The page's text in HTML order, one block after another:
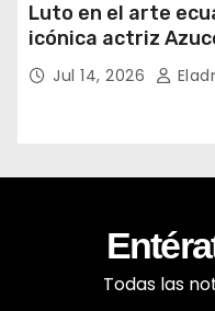
Luto en el arte
icónica actriz
Jul 14, 2026
Todas las